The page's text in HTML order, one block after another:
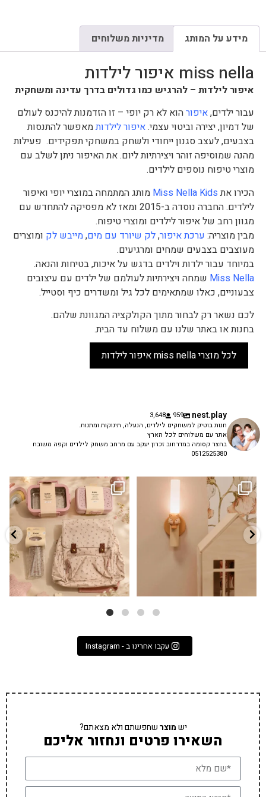
מידע על המותג מדיניות משלוחים
miss nella איפור לילדות
איפור לילדות – להרגיש כמו גדולים בדרך עדינה ומשחקית
עבור ילדים,איפורהוא לא רק יופי – זו הזדמנות להיכנס לעולם
של דמיון, יצירה וביטוי עצמי.איפור לילדותמאפשר להתנסות
בצבעים, לעצב סגנון ייחודי ולשחק במשחקי תפקידים. פעילות
מהנה שמוסיפה זוהר ויצירתיות ליום. את האיפור ניתן לשלב עם
מוצרי טיפוח נוספים לילדים.
הכירו אתMiss Nella Kids מותג המתמחה במוצרי יופי ואיפור
לילדים. החברה נוסדה ב-2015 ומאז לא מפסיקה להתחדש עם
מגוון רחב של איפור לילדים ומוצרי טיפוח.
מבין מוצריה: ערכת איפור,לק שיורד עם מים,מייבש לק ומוצרים
מעוצבים בצבעים שמחים ומרגיעים.
במיוחד עבור ילדות וילדים בדגש על איכות, בטיחות והנאה.
Miss Nella שמחה ויצירתיות לעולמם של ילדים עם עיצובים
צבעוניים, כאלו שמתאימים לכל גיל ומשדרים כיף וסטייל.
לכם נשאר רק לבחור מתוך הקולקציה המגוונת שלהם.
בחנות או באתר שלנו עם משלוח עד הבית.
לכל מוצרי miss nella איפור לילדות
nest.play
959
3,648
חנות בוטיק למשחקים לילדים, הנעלה, תינוקות ומתנות.
אתר עם משלוחים לכל הארץ
בחצר קסומה במדרחוב זכרון יעקב עם מרחב משחק לילדים וקפה משובח
0512525380
✨ חוזרים למסגרת בסטייל! ✨
הקולקציה החדשה...
9 4
גם פריט עיצובי לחדר, גם מנורת לילה
...
0
עקבו אחרינו ב - Instagram
ישמוצרשחפשתם ולא מצאתם?
השאירו פרטים ונחזור אליכם